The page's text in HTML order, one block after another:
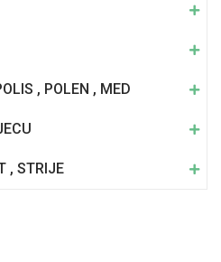
, POLEN , MED
, STRIJE